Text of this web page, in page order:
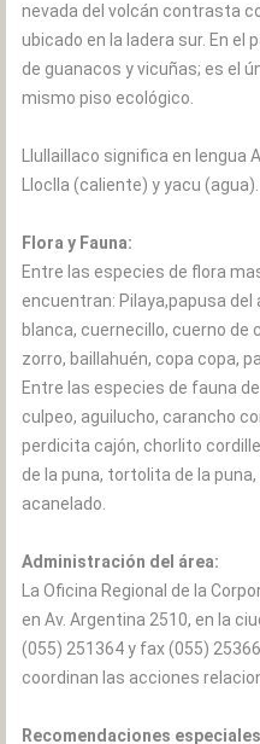
nevada del volcán contrasta
ubicado en la ladera sur. En el
de guanacos y vicuñas; es el
mismo piso ecológico.
Llullaillaco significa en lengua
Lloclla (caliente) y yacu (agua).
Flora y Fauna:
Entre las especies de flora
encuentran: Pilaya,papusa del
blanca, cuernecillo, cuerno de
zorro, baillahuén, copa copa,
Entre las especies de fauna
culpeo, aguilucho, carancho
perdicita cajón, chorlito
de la puna, tortolita de la
acanelado.
Administración del área:
La Oficina Regional de la
en Av. Argentina 2510, en la
(055) 251364 y fax (055)
coordinan las acciones
Recomendaciones